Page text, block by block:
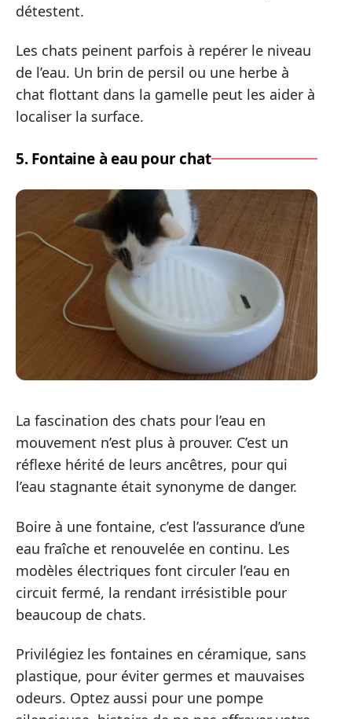
détestent.
Les chats peinent parfois à repérer le niveau
de l’eau. Un brin de persil ou une herbe à
chat flottant dans la gamelle peut les aider à
localiser la surface.
5. Fontaine à eau pour chat
La fascination des chats pour l’eau en
mouvement n’est plus à prouver. C’est un
réflexe hérité de leurs ancêtres, pour qui
l’eau stagnante était synonyme de danger.
Boire à une fontaine, c’est l’assurance d’une
eau fraîche et renouvelée en continu. Les
modèles électriques font circuler l’eau en
circuit fermé, la rendant irrésistible pour
beaucoup de chats.
Privilégiez les fontaines en céramique, sans
plastique, pour éviter germes et mauvaises
odeurs. Optez aussi pour une pompe